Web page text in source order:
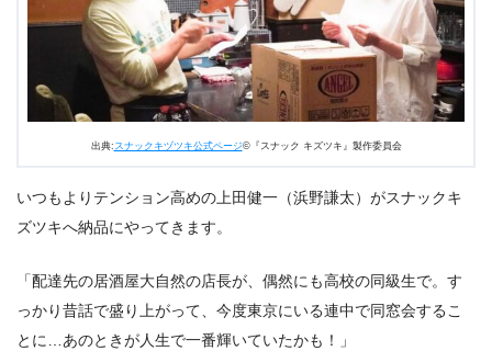
出典: スナックキヅツキ公式ページ©『スナック キズツキ』製作委員会
いつもよりテンション高めの上田健一（浜野謙太）がスナックキ
ズツキへ納品にやってきます。
「配達先の居酒屋大自然の店長が、偶然にも高校の同級生で。す
っかり昔話で盛り上がって、今度東京にいる連中で同窓会するこ
とに…あのときが人生で一番輝いていたかも！」